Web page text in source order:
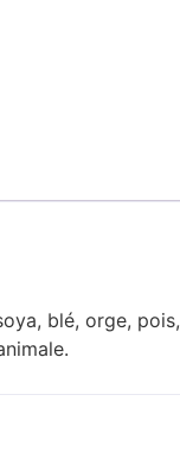
blé, orge, pois,